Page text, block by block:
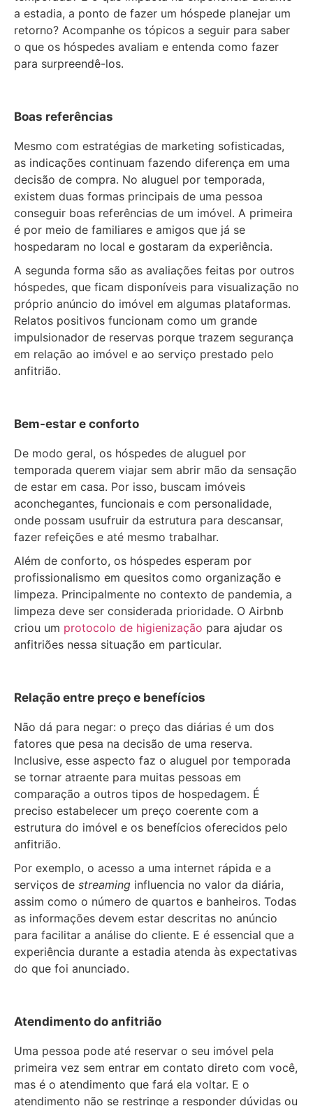
a estadia, a ponto de fazer um hóspede planejar um
retorno? Acompanhe os tópicos a seguir para saber
o que os hóspedes avaliam e entenda como fazer
para surpreendê-los.
Boas referências
Mesmo com estratégias de marketing sofisticadas,
as indicações continuam fazendo diferença em uma
decisão de compra. No aluguel por temporada,
existem duas formas principais de uma pessoa
conseguir boas referências de um imóvel. A primeira
é por meio de familiares e amigos que já se
hospedaram no local e gostaram da experiência.
A segunda forma são as avaliações feitas por outros
hóspedes, que ficam disponíveis para visualização no
próprio anúncio do imóvel em algumas plataformas.
Relatos positivos funcionam como um grande
impulsionador de reservas porque trazem segurança
em relação ao imóvel e ao serviço prestado pelo
anfitrião.
Bem-estar e conforto
De modo geral, os hóspedes de aluguel por
temporada querem viajar sem abrir mão da sensação
de estar em casa. Por isso, buscam imóveis
aconchegantes, funcionais e com personalidade,
onde possam usufruir da estrutura para descansar,
fazer refeições e até mesmo trabalhar.
Além de conforto, os hóspedes esperam por
profissionalismo em quesitos como organização e
limpeza. Principalmente no contexto de pandemia, a
limpeza deve ser considerada prioridade. O Airbnb
criou um protocolo de higienização para ajudar os
anfitriões nessa situação em particular.
Relação entre preço e benefícios
Não dá para negar: o preço das diárias é um dos
fatores que pesa na decisão de uma reserva.
Inclusive, esse aspecto faz o aluguel por temporada
se tornar atraente para muitas pessoas em
comparação a outros tipos de hospedagem. É
preciso estabelecer um preço coerente com a
estrutura do imóvel e os benefícios oferecidos pelo
anfitrião.
Por exemplo, o acesso a uma internet rápida e a
serviços de streaming influencia no valor da diária,
assim como o número de quartos e banheiros. Todas
as informações devem estar descritas no anúncio
para facilitar a análise do cliente. E é essencial que a
experiência durante a estadia atenda às expectativas
do que foi anunciado.
Atendimento do anfitrião
Uma pessoa pode até reservar o seu imóvel pela
primeira vez sem entrar em contato direto com você,
mas é o atendimento que fará ela voltar. E o
atendimento não se restringe a responder dúvidas ou